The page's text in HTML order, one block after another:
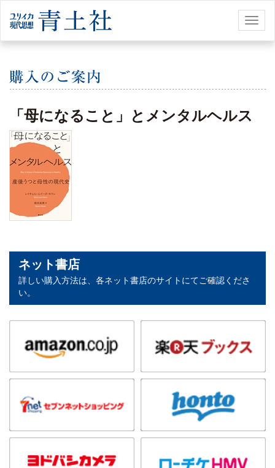
「母になること」とメンタルヘルス
ネット書店
詳しい購入方法は、各ネット書店のサイトにてご確認くださ
い。